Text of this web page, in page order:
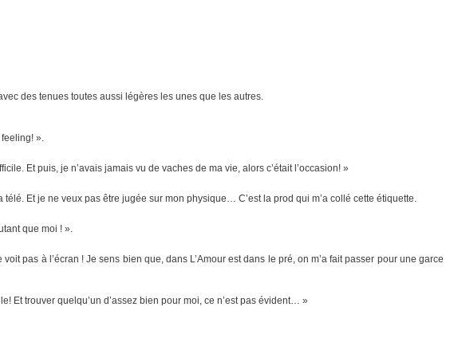
des tenues toutes aussi légères les unes que les autres.
».
Et puis, je n’avais jamais vu de vaches de ma vie, alors c’était l’occasion! »
Et je ne veux pas être jugée sur mon physique… C’est la prod qui m’a collé cette étiquette.
que moi ! ».
pas à l’écran ! Je sens bien que, dans L’Amour est dans le pré, on m’a fait passer pour une garce
Et trouver quelqu’un d’assez bien pour moi, ce n’est pas évident… »